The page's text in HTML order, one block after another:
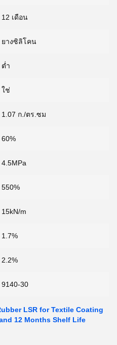
12 เดือน
ยางซิลิโคน
ต่ำ
ใช่
1.07 ก./ตร.ซม
60%
4.5MPa
550%
15kN/m
1.7%
2.2%
9140-30
LSR for Textile Coating
12 Months Shelf Life